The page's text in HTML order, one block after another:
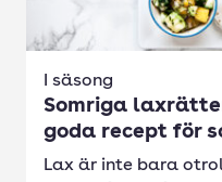
I säsong
Somriga
goda recept för
Lax är inte bara